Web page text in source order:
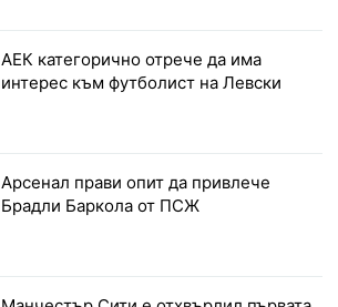
АЕК категорично отрече да има
интерес към футболист на Левски
Арсенал прави опит да привлече
Брадли Баркола от ПСЖ